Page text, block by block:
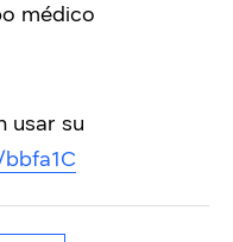
médico
usar su